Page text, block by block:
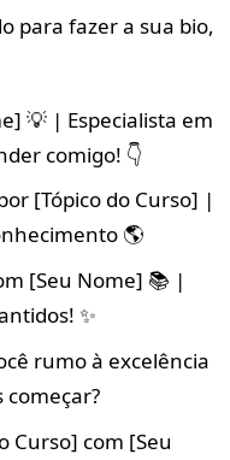
para fazer a sua bio,
💡 | Especialista em
comigo! 👇
[Tópico do Curso] |
🌎
[Seu Nome] 📚 |
✨
rumo à excelência
começar?
Curso] com [Seu